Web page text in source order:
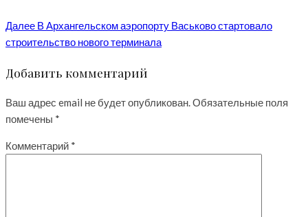
Далее В Архангельском аэропорту Васьково стартовало
строительство нового терминала
Добавить комментарий
Ваш адрес email не будет опубликован.Обязательные поля
помечены *
Комментарий *